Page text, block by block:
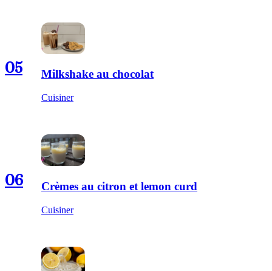
05 Milkshake au chocolat
Cuisiner
06 Crèmes au citron et lemon curd
Cuisiner